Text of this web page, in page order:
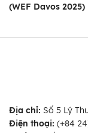
(WEF Davos 2025)
Địa chỉ: Số 5 Lý
Điện thoại: (+84